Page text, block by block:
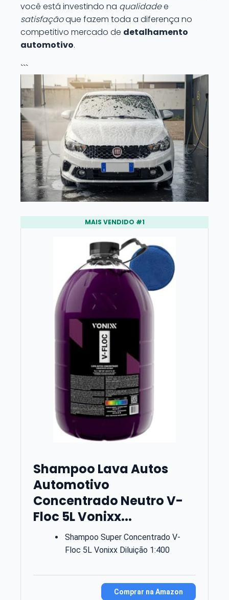
você está investindo na qualidadee
satisfaçãoque fazem toda a diferença no
competitivo mercado de detalhamento
automotivo.
```
MAIS VENDIDO #1
Shampoo Lava Autos
Automotivo
Concentrado Neutro V-
Floc 5L Vonixx...
Shampoo Super Concentrado V-
Floc 5L Vonixx Diluição 1:400
Comprar na Amazon